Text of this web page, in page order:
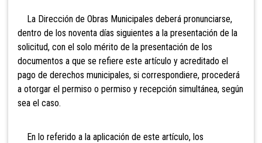
La Dirección de Obras Municipales deberá pronunciarse,
dentro de los noventa días siguientes a la presentación de la
solicitud, con el solo mérito de la presentación de los
documentos a que se refiere este artículo y acreditado el
pago de derechos municipales, si correspondiere, procederá
a otorgar el permiso o permiso y recepción simultánea, según
sea el caso.
En lo referido a la aplicación de este artículo, los